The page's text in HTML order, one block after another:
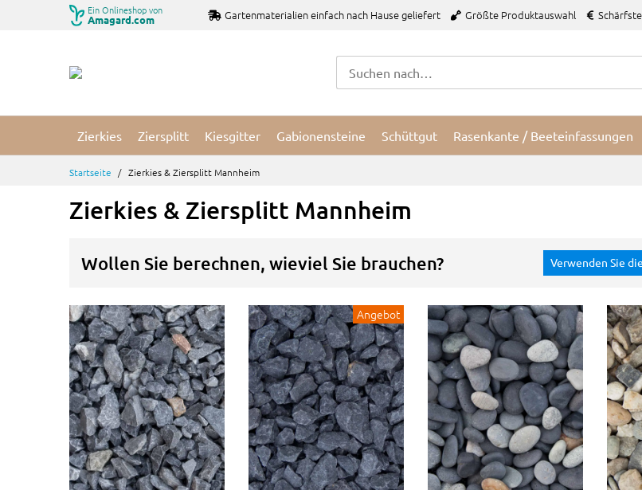
Ein Onlineshop von
Amagard.com Gartenmaterialien einfach nach Hause geliefert Größte Produktauswahl
Zierkies Ziersplitt Kiesgitter Gabionensteine Schüttgut Rasenkante / Beeteinfassungen
Startseite Zierkies & Ziersplitt Mannheim
Zierkies & Ziersplitt Mannheim
Wollen Sie berechnen, wieviel Sie brauchen? Verwenden Sie
Angebot